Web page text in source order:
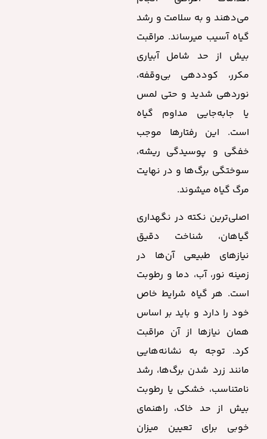
می‌دهند و به سلامت و رشد
گیاه آسیب میرساند. مراقبت
بیش از حد شامل آبیاری
مکرر، کوددهی بی‌وقفه،
نوردهی شدید و حتی لمس
یا جابه‌جایی مداوم گیاه
است. این رفتارها موجب
خفگی و پوسیدگی ریشه،
سوختگی برگ‌ها و در نهایت
مرگ گیاه میشوند.
اصلی‌ترین نکته در نگهداری
گیاهان، شناخت دقیق
نیازهای طبیعی آن‌ها در
زمینه نور، آب، دما و رطوبت
است. هر گیاه شرایط خاص
خود را دارد و باید بر اساس
همان نیازها از آن مراقبت
کرد. توجه به نشانه‌هایی
مانند زرد شدن برگ‌ها، رشد
نامتناسب، خشکی یا رطوبت
بیش از حد خاک، راهنمای
خوبی برای تعیین میزان